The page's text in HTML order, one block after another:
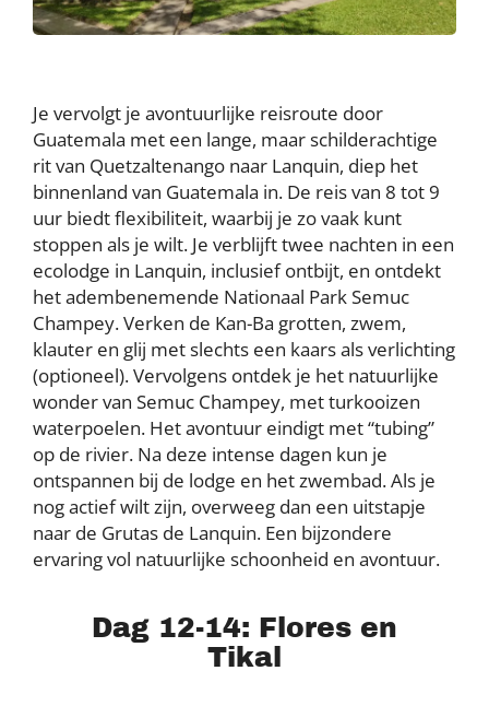
Je vervolgt je avontuurlijke reisroute door
Guatemala met een lange, maar schilderachtige
rit van Quetzaltenango naar Lanquin, diep het
binnenland van Guatemala in. De reis van 8 tot 9
uur biedt flexibiliteit, waarbij je zo vaak kunt
stoppen als je wilt. Je verblijft twee nachten in een
ecolodge in Lanquin, inclusief ontbijt, en ontdekt
het adembenemende Nationaal Park Semuc
Champey. Verken de Kan-Ba grotten, zwem,
klauter en glij met slechts een kaars als verlichting
(optioneel). Vervolgens ontdek je het natuurlijke
wonder van Semuc Champey, met turkooizen
waterpoelen. Het avontuur eindigt met “tubing”
op de rivier. Na deze intense dagen kun je
ontspannen bij de lodge en het zwembad. Als je
nog actief wilt zijn, overweeg dan een uitstapje
naar de Grutas de Lanquin. Een bijzondere
ervaring vol natuurlijke schoonheid en avontuur.
Dag 12-14: Flores en
Tikal